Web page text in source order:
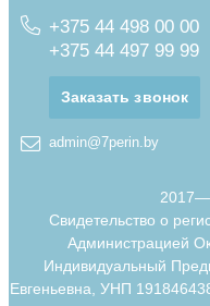
+375 44 498 00 00
+375 44 497 99 99
Заказать звонок
admin@7perin.by
Свидетельство о
Администрацией
Индивидуальный
Евгеньевна, УНП